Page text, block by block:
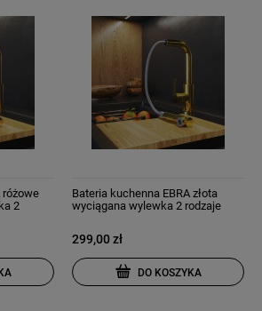
różowe
2
Bateria kuchenna EBRA złota
wyciągana wylewka 2 rodzaje
299,00 zł
DO KOSZYKA